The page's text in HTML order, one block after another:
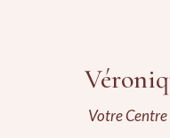
Votre